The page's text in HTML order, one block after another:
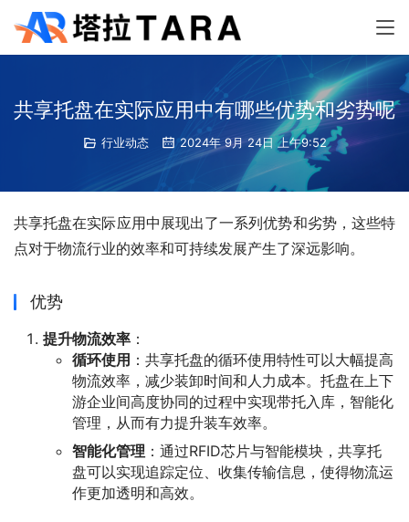
共享托盘在实际应用中有哪些优势和劣势呢
行业动态 2024年 9月 24日 上午9:52
共享托盘在实际应用中展现出了一系列优势和劣势，这些特
点对于物流行业的效率和可持续发展产生了深远影响。
优势
提升物流效率 ：
循环使用 ：共享托盘的循环使用特性可以大幅提高
物流效率，减少装卸时间和人力成本。托盘在上下
游企业间高度协同的过程中实现带托入库，智能化
管理，从而有力提升装车效率。
智能化管理 ：通过RFID芯片与智能模块，共享托
盘可以实现追踪定位、收集传输信息，使得物流运
作更加透明和高效。